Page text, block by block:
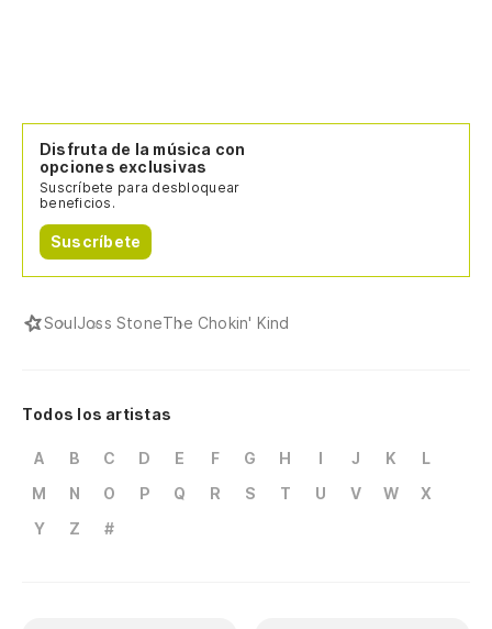
Disfruta de la música con
opciones exclusivas
Suscríbete para desbloquear
beneficios.
Suscríbete
SoulJoss StoneThe Chokin' Kind
Todos los artistas
A B C D E F G H I J K
L
M
N O P Q R S T U V W
X
Y
Z #